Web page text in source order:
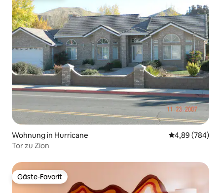
Wohnung in Hurricane
4,89 (784)
Tor zu Zion
Gäste-Favorit
Gäste-Favorit